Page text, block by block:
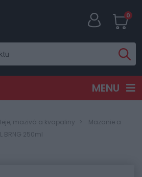
0
MENU
mazivá a kvapaliny
Mazanie a
BRNG 250ml